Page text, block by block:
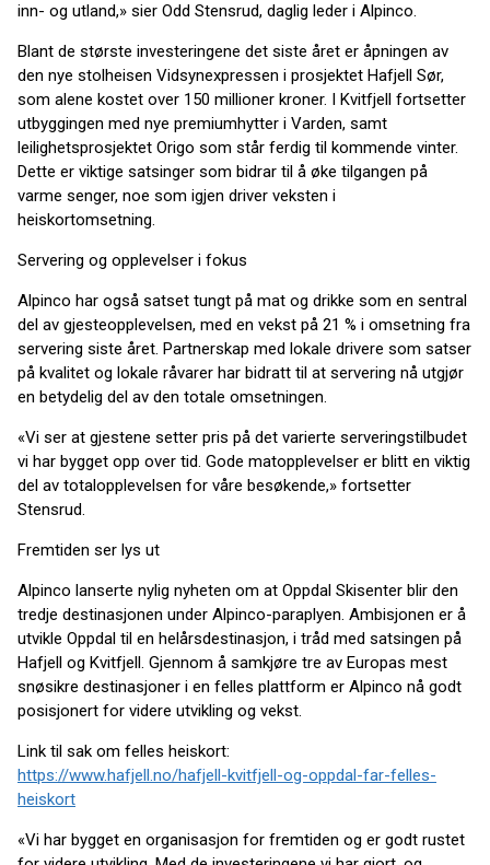
inn- og utland,» sier Odd Stensrud, daglig leder i Alpinco.
Blant de største investeringene det siste året er åpningen av
den nye stolheisen Vidsynexpressen i prosjektet Hafjell Sør,
som alene kostet over 150 millioner kroner. I Kvitfjell fortsetter
utbyggingen med nye premiumhytter i Varden, samt
leilighetsprosjektet Origo som står ferdig til kommende vinter.
Dette er viktige satsinger som bidrar til å øke tilgangen på
varme senger, noe som igjen driver veksten i
heiskortomsetning.
Servering og opplevelser i fokus
Alpinco har også satset tungt på mat og drikke som en sentral
del av gjesteopplevelsen, med en vekst på 21 % i omsetning fra
servering siste året. Partnerskap med lokale drivere som satser
på kvalitet og lokale råvarer har bidratt til at servering nå utgjør
en betydelig del av den totale omsetningen.
«Vi ser at gjestene setter pris på det varierte serveringstilbudet
vi har bygget opp over tid. Gode matopplevelser er blitt en viktig
del av totalopplevelsen for våre besøkende,» fortsetter
Stensrud.
Fremtiden ser lys ut
Alpinco lanserte nylig nyheten om at Oppdal Skisenter blir den
tredje destinasjonen under Alpinco-paraplyen. Ambisjonen er å
utvikle Oppdal til en helårsdestinasjon, i tråd med satsingen på
Hafjell og Kvitfjell. Gjennom å samkjøre tre av Europas mest
snøsikre destinasjoner i en felles plattform er Alpinco nå godt
posisjonert for videre utvikling og vekst.
Link til sak om felles heiskort:
https://www.hafjell.no/hafjell-kvitfjell-og-oppdal-far-felles-
heiskort
«Vi har bygget en organisasjon for fremtiden og er godt rustet